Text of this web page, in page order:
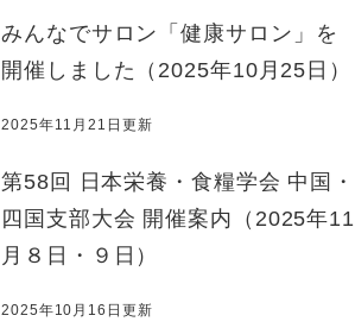
みんなでサロン「健康サロン」を
開催しました（2025年10月25日）
2025年11月21日更新
第58回 日本栄養・食糧学会 中国・
四国支部大会 開催案内（2025年11
月８日・９日）
2025年10月16日更新